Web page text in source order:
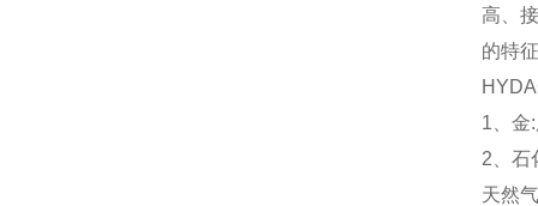
高、
的特
1、金
2、石
天然